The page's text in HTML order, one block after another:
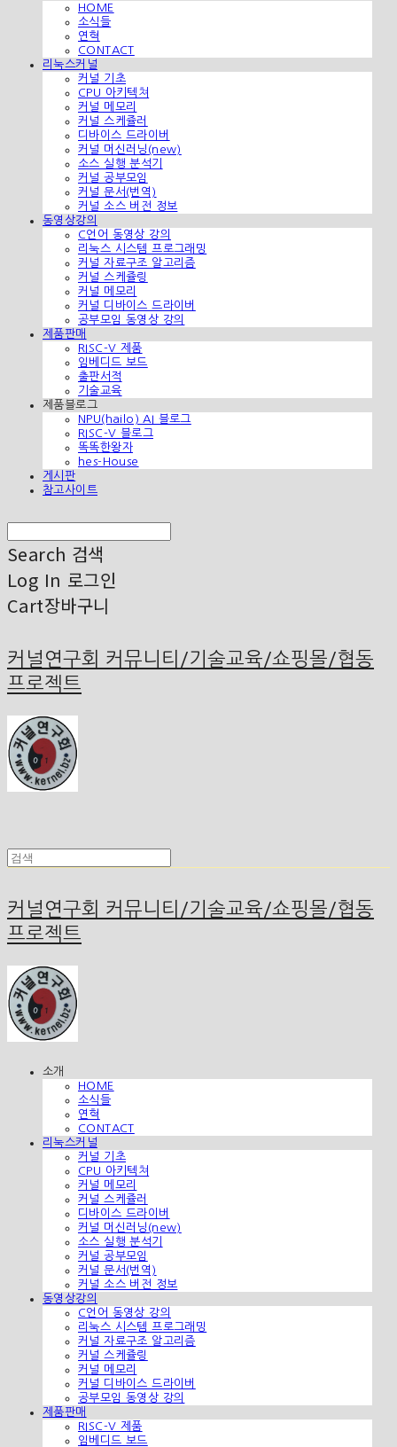
HOME
소식들
연혁
CONTACT
리눅스커널
커널 기초
CPU 아키텍쳐
커널 메모리
커널 스케쥴러
디바이스 드라이버
커널 머신러닝(new)
소스 실행 분석기
커널 공부모임
커널 문서(번역)
커널 소스 버전 정보
동영상강의
C언어 동영상 강의
리눅스 시스템 프로그래밍
커널 자료구조 알고리즘
커널 스케쥴링
커널 메모리
커널 디바이스 드라이버
공부모임 동영상 강의
제품판매
RISC-V 제품
임베디드 보드
출판서적
기술교육
제품블로그
NPU(hailo) AI 블로그
RISC-V 블로그
똑똑한왕자
hes-House
게시판
참고사이트
Search 검색
Log In 로그인
Cart장바구니
커널연구회 커뮤니티/기술교육/쇼핑몰/협동
프로젝트
커널연구회 커뮤니티/기술교육/쇼핑몰/협동
프로젝트
소개
HOME
소식들
연혁
CONTACT
리눅스커널
커널 기초
CPU 아키텍쳐
커널 메모리
커널 스케쥴러
디바이스 드라이버
커널 머신러닝(new)
소스 실행 분석기
커널 공부모임
커널 문서(번역)
커널 소스 버전 정보
동영상강의
C언어 동영상 강의
리눅스 시스템 프로그래밍
커널 자료구조 알고리즘
커널 스케쥴링
커널 메모리
커널 디바이스 드라이버
공부모임 동영상 강의
제품판매
RISC-V 제품
임베디드 보드